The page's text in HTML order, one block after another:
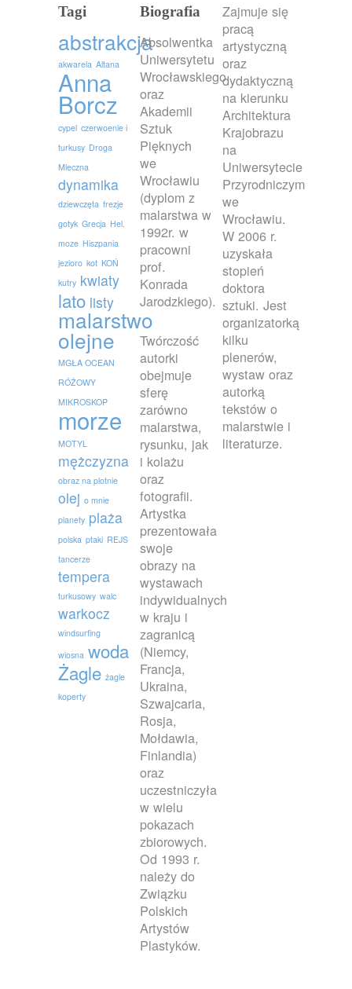
Tagi
abstrakcja
akwarela Altana
Anna
Borcz
cypel czerwoenie i
turkusy Droga
Mleczna
dynamika
dziewczęta frezje
gotyk Grecja Hel.
moze Hiszpania
jezioro kot KOŃ
kutry kwiaty
lato listy
malarstwo
olejne
MGŁA OCEAN
RÓŻOWY
MIKROSKOP
morze
MOTYL
mężczyzna
obraz na plotnie
olej o mnie
planety plaża
polska ptaki REJS
tancerze
tempera
turkusowy walc
warkocz
windsurfing
wiosna woda
Żagle żagle
koperty
Biografia
Absolwentka
Uniwersytetu
Wrocławskiego
oraz
Akademii
Sztuk
Pięknych
we
Wrocławiu
(dyplom z
malarstwa w
1992r. w
pracowni
prof.
Konrada
Jarodzkiego).
Twórczość
autorki
obejmuje
sferę
zarówno
malarstwa,
rysunku, jak
i kolażu
oraz
fotografii.
Artystka
prezentowała
swoje
obrazy na
wystawach
indywidualnych
w kraju i
zagranicą
(Niemcy,
Francja,
Ukraina,
Szwajcaria,
Rosja,
Mołdawia,
Finlandia)
oraz
uczestniczyła
w wielu
pokazach
zbiorowych.
Od 1993 r.
należy do
Związku
Polskich
Artystów
Plastyków.
Zajmuje się
pracą
artystyczną
oraz
dydaktyczną
na kierunku
Architektura
Krajobrazu
na
Uniwersytecie
Przyrodniczym
we
Wrocławiu.
W 2006 r.
uzyskała
stopień
doktora
sztuki. Jest
organizatorką
kilku
plenerów,
wystaw oraz
autorką
tekstów o
malarstwie i
literaturze.